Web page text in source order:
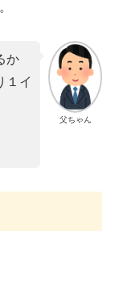
父ちゃん
か
１イ